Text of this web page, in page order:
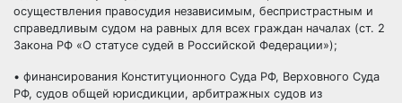
осуществления правосудия независимым, беспристрастным и
справедливым судом на равных для всех граждан началах (ст. 2
Закона РФ «О статусе судей в Российской Федерации»);
• финансирования Конституционного Суда РФ, Верховного Суда
РФ, судов общей юрисдикции, арбитражных судов из